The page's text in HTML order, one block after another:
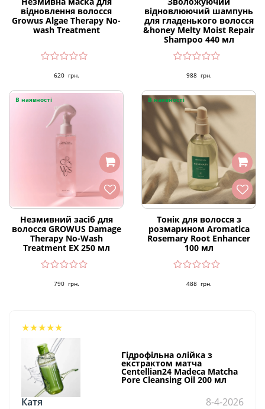
відновлення волосся
Growus Algae Therapy No-
wash Treatment
620 грн.
відновлюючий шампунь
для гладенького волосся
&honey Melty Moist Repair
Shampoo 440 мл
988 грн.
В наявності
Незмивний засіб для
волосся GROWUS Damage
Therapy No-Wash
Treatment EX 250 мл
790 грн.
В наявності
Тонік для волосся з
розмарином Aromatica
Rosemary Root Enhancer
100 мл
488 грн.
★★★★★
Гідрофільна олійка з
екстрактом матча
Centellian24 Madeca Matcha
Pore Cleansing Oil 200 мл
Катя
8-4-2026